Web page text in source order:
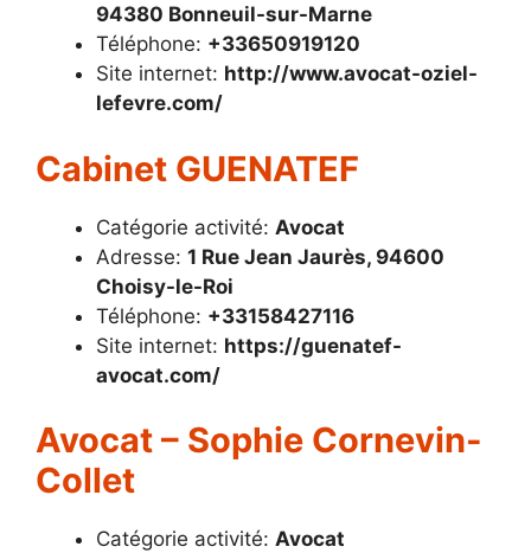
94380 Bonneuil-sur-Marne
Téléphone: +33650919120
Site internet: http://www.avocat-oziel-
lefevre.com/
Cabinet GUENATEF
Catégorie activité: Avocat
Adresse: 1 Rue Jean Jaurès, 94600
Choisy-le-Roi
Téléphone: +33158427116
Site internet: https://guenatef-
avocat.com/
Avocat – Sophie Cornevin-
Collet
Catégorie activité: Avocat